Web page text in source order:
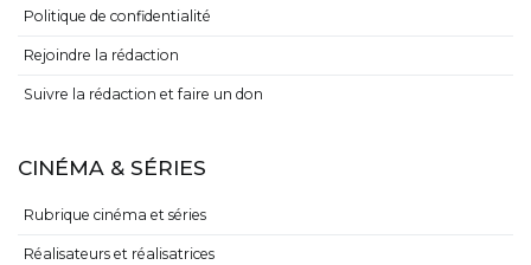
Politique de confidentialité
Rejoindre la rédaction
Suivre la rédaction et faire un don
CINÉMA & SÉRIES
Rubrique cinéma et séries
Réalisateurs et réalisatrices